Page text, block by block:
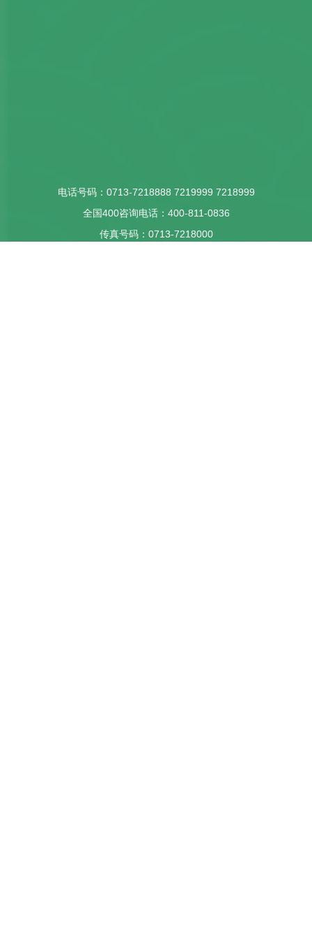
电话号码： 0713-7218888 7219999 7218999
全国400咨询电话： 400-811-0836
传真号码： 0713-7218000